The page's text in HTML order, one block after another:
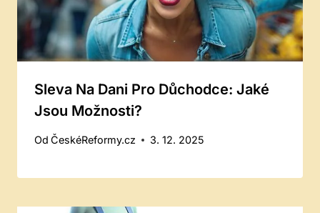
Sleva Na Dani Pro Důchodce: Jaké
Jsou Možnosti?
Od ČeskéReformy.cz 3. 12. 2025